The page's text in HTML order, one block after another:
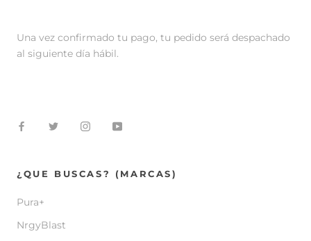
Una vez confirmado tu pago, tu pedido será despachado
al siguiente día hábil.
¿QUE BUSCAS? (MARCAS)
Pura+
NrgyBlast